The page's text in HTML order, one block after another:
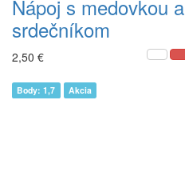
Nápoj s medovkou a
srdečníkom
2,50 €
Body: 1,7 Akcia